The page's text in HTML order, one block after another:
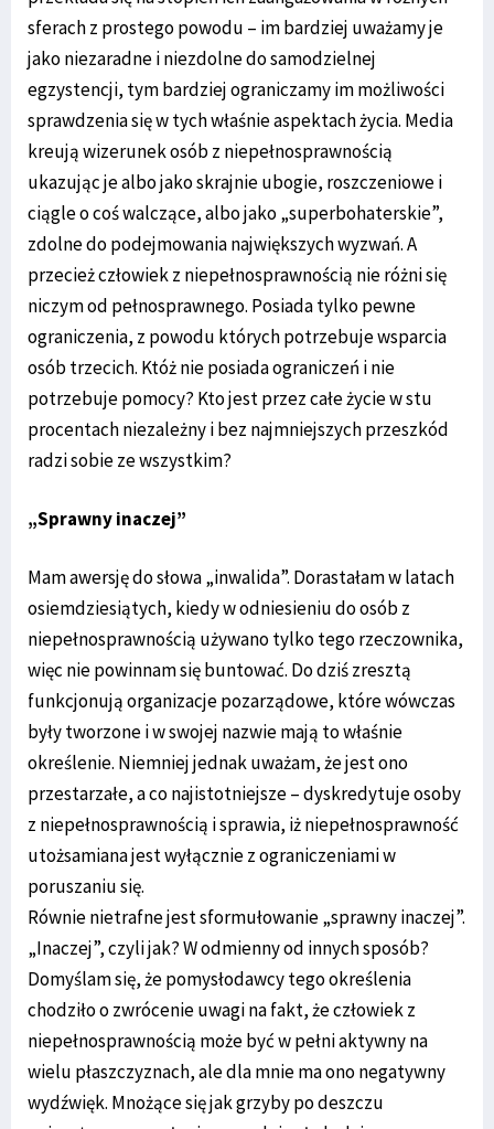
sferach z prostego powodu – im bardziej uważamy je
jako niezaradne i niezdolne do samodzielnej
egzystencji, tym bardziej ograniczamy im możliwości
sprawdzenia się w tych właśnie aspektach życia. Media
kreują wizerunek osób z niepełnosprawnością
ukazując je albo jako skrajnie ubogie, roszczeniowe i
ciągle o coś walczące, albo jako „superbohaterskie”,
zdolne do podejmowania największych wyzwań. A
przecież człowiek z niepełnosprawnością nie różni się
niczym od pełnosprawnego. Posiada tylko pewne
ograniczenia, z powodu których potrzebuje wsparcia
osób trzecich. Któż nie posiada ograniczeń i nie
potrzebuje pomocy? Kto jest przez całe życie w stu
procentach niezależny i bez najmniejszych przeszkód
radzi sobie ze wszystkim?
„Sprawny inaczej”
Mam awersję do słowa „inwalida”. Dorastałam w latach
osiemdziesiątych, kiedy w odniesieniu do osób z
niepełnosprawnością używano tylko tego rzeczownika,
więc nie powinnam się buntować. Do dziś zresztą
funkcjonują organizacje pozarządowe, które wówczas
były tworzone i w swojej nazwie mają to właśnie
określenie. Niemniej jednak uważam, że jest ono
przestarzałe, a co najistotniejsze – dyskredytuje osoby
z niepełnosprawnością i sprawia, iż niepełnosprawność
utożsamiana jest wyłącznie z ograniczeniami w
poruszaniu się.
Równie nietrafne jest sformułowanie „sprawny inaczej”.
„Inaczej”, czyli jak? W odmienny od innych sposób?
Domyślam się, że pomysłodawcy tego określenia
chodziło o zwrócenie uwagi na fakt, że człowiek z
niepełnosprawnością może być w pełni aktywny na
wielu płaszczyznach, ale dla mnie ma ono negatywny
wydźwięk. Mnożące się jak grzyby po deszczu